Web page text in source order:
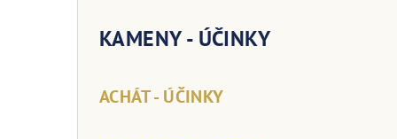
KAMENY - ÚČINKY
ACHÁT - ÚČINKY